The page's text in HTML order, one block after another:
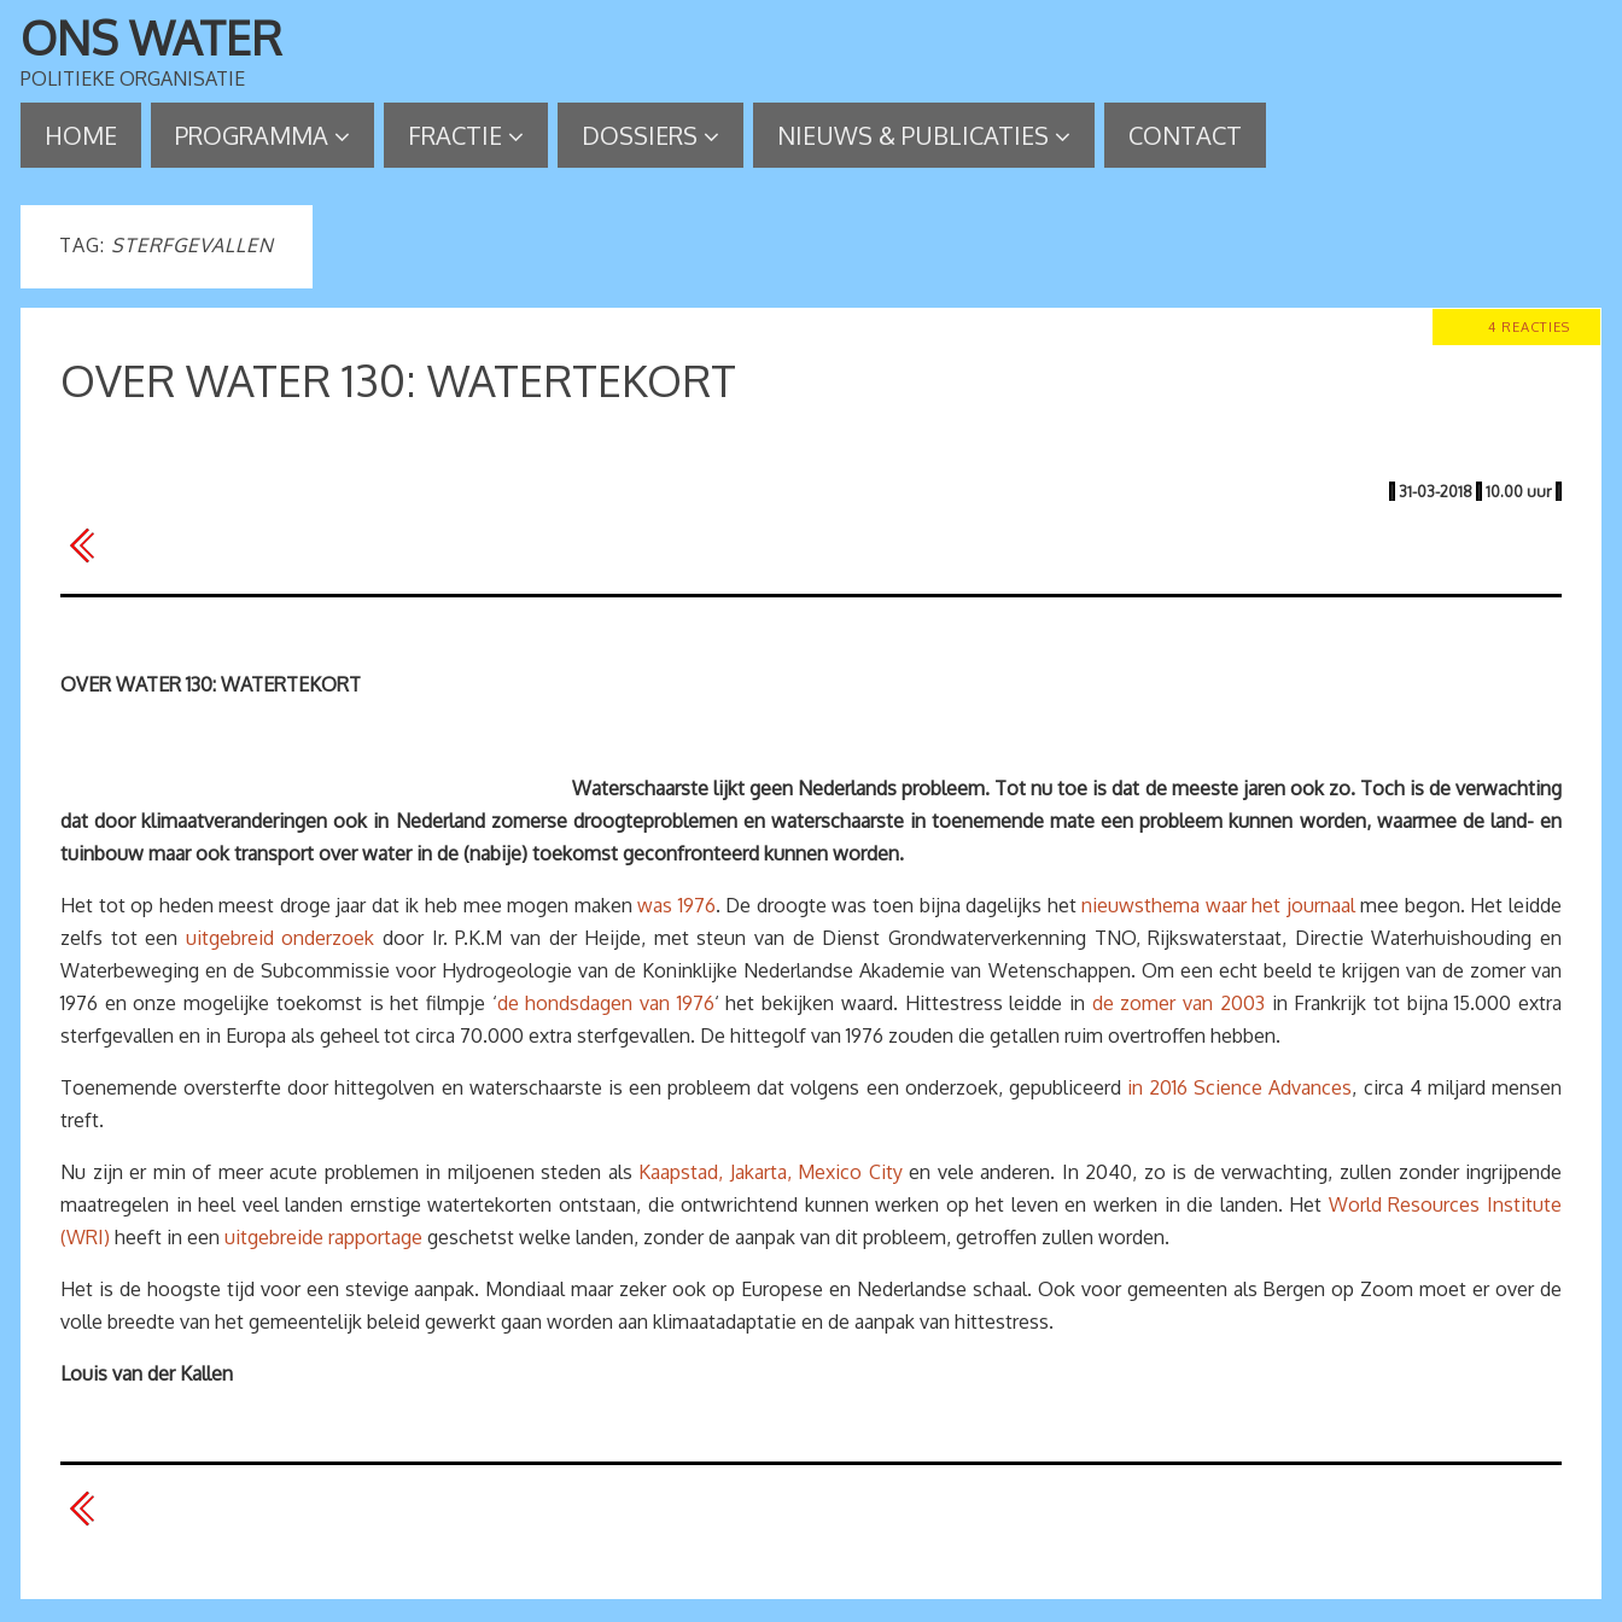
ONS WATER
POLITIEKE ORGANISATIE
HOME PROGRAMMA FRACTIE DOSSIERS NIEUWS & PUBLICATIES CONTACT
TAG: STERFGEVALLEN
4 REACTIES
OVER WATER 130: WATERTEKORT
| 31-03-2018 | 10.00 uur |
OVER WATER 130: WATERTEKORT
Waterschaarste lijkt geen Nederlands probleem. Tot nu toe is dat de meeste jaren ook zo. Toch is de verwachting
dat door klimaatveranderingen ook in Nederland zomerse droogteproblemen en waterschaarste in toenemende mate een probleem kunnen worden, waarmee de land- en
tuinbouw maar ook transport over water in de (nabije) toekomst geconfronteerd kunnen worden.
Het tot op heden meest droge jaar dat ik heb mee mogen makenwas 1976. De droogte was toen bijna dagelijks hetnieuwsthema waar het journaalmee begon. Het leidde
zelfs tot een uitgebreid onderzoek door Ir. P.K.M van der Heijde, met steun van de Dienst Grondwaterverkenning TNO, Rijkswaterstaat, Directie Waterhuishouding en
Waterbeweging en de Subcommissie voor Hydrogeologie van de Koninklijke Nederlandse Akademie van Wetenschappen. Om een echt beeld te krijgen van de zomer van
1976 en onze mogelijke toekomst is het filmpje ‘de hondsdagen van 1976‘ het bekijken waard. Hittestress leidde in de zomer van 2003 in Frankrijk tot bijna 15.000 extra
sterfgevallen en in Europa als geheel tot circa 70.000 extra sterfgevallen. De hittegolf van 1976 zouden die getallen ruim overtroffen hebben.
Toenemende oversterfte door hittegolven en waterschaarste is een probleem dat volgens een onderzoek, gepubliceerd in 2016 Science Advances, circa 4 miljard mensen
treft.
Nu zijn er min of meer acute problemen in miljoenen steden als Kaapstad, Jakarta, Mexico Cityen vele anderen. In 2040, zo is de verwachting, zullen zonder ingrijpende
maatregelen in heel veel landen ernstige watertekorten ontstaan, die ontwrichtend kunnen werken op het leven en werken in die landen. Het World Resources Institute
(WRI) heeft in een uitgebreide rapportage geschetst welke landen, zonder de aanpak van dit probleem, getroffen zullen worden.
Het is de hoogste tijd voor een stevige aanpak. Mondiaal maar zeker ook op Europese en Nederlandse schaal. Ook voor gemeenten als Bergen op Zoom moet er over de
volle breedte van het gemeentelijk beleid gewerkt gaan worden aan klimaatadaptatie en de aanpak van hittestress.
Louis van der Kallen